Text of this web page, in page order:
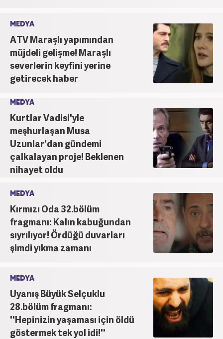
MEDYA
ATV Maraşlı yapımından
müjdeli gelişme! Maraşlı
severlerin keyfini yerine
getirecek haber
MEDYA
Kurtlar Vadisi'yle
meşhurlaşan Musa
Uzunlar'dan gündemi
çalkalayan proje! Beklenen
nihayet oldu
MEDYA
Kırmızı Oda 32.bölüm
fragmanı: Kalın kabuğundan
sıyrılıyor! Ördüğü duvarları
şimdi yıkma zamanı
MEDYA
Uyanış Büyük Selçuklu
28.bölüm fragmanı:
''Hepinizin yaşaması için öldü
göstermek tek yol idi!''